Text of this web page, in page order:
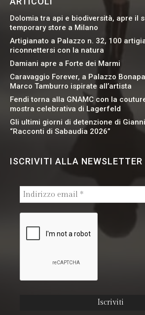
Dolomia tra api e biodiversità, apre il
temporary store a Milano
Artigianato a Palazzo n. 32, 100
riconnettersi con la natura
Damiani apre a Forte dei Marmi
Caravaggio Forever, a Palazzo
Marco Tamburro ispirate all’artista
Fendi torna alla GNAMC con la
mostra celebrativa di Lagerfeld
Gli ultimi giorni di detenzione di
“Racconti di Sabaudia 2026”
ISCRIVITI ALLA NEWSLETTER